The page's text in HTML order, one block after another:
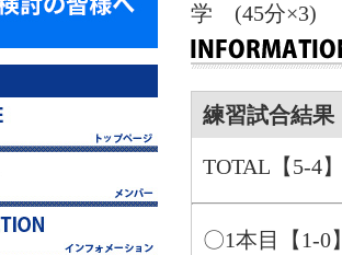
学 (45分×3)
練習試合結
TOTAL【5-4
〇1本目【1-0